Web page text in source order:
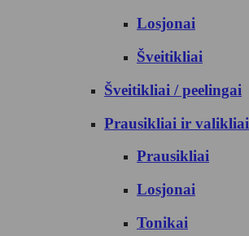
Losjonai
Šveitikliai
Šveitikliai / peelingai
Prausikliai ir valikliai
Prausikliai
Losjonai
Tonikai